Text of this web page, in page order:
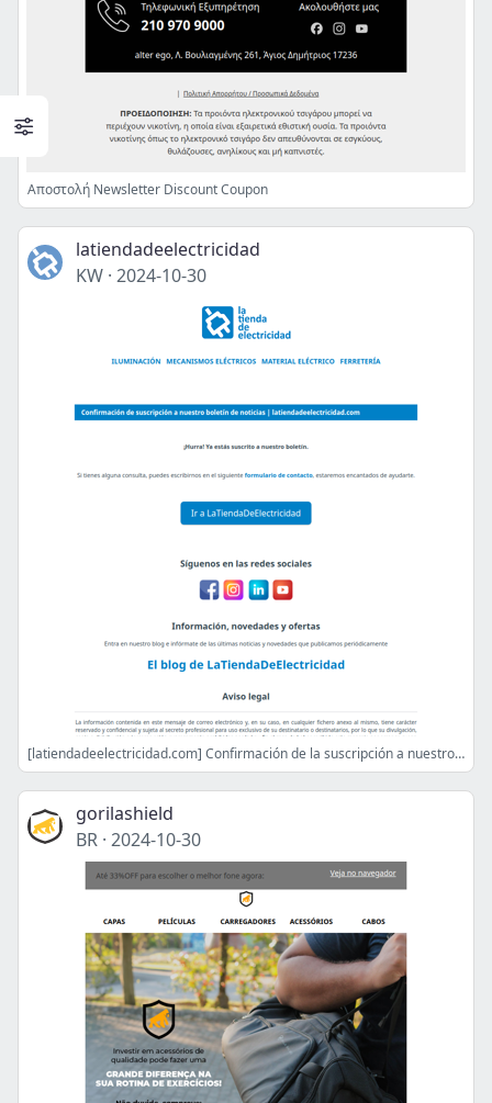
Αποστολή Newsletter Discount Coupon
latiendadeelectricidad
KW · 2024-10-30
[latiendadeelectricidad.com] Confirmación de la suscripción a nuestro Boletín de noticias
gorilashield
BR · 2024-10-30